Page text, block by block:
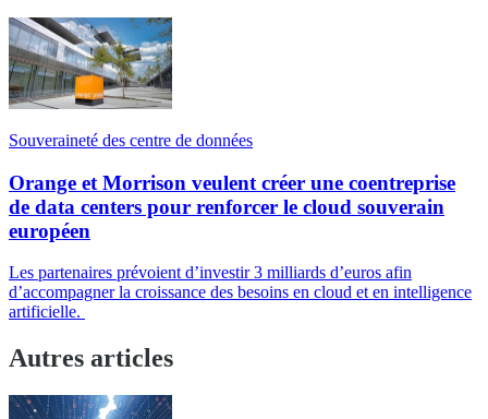
Souveraineté des centre de données
Orange et Morrison veulent créer une coentreprise
de data centers pour renforcer le cloud souverain
européen
Les partenaires prévoient d’investir 3 milliards d’euros afin
d’accompagner la croissance des besoins en cloud et en intelligence
artificielle.
Autres articles